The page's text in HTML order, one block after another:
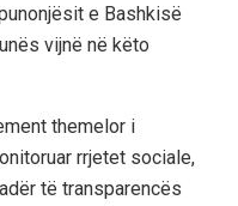
e Bashkisë
vijnë në këto
themelor i
rrjetet sociale,
të transparencës